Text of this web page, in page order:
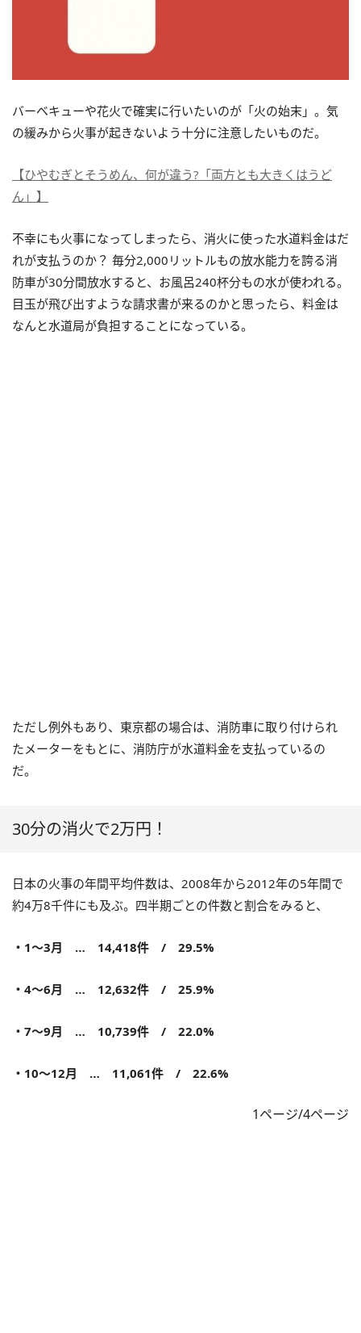
バーベキューや花火で確実に行いたいのが「火の始末」。気
の緩みから火事が起きないよう十分に注意したいものだ。
【ひやむぎとそうめん、何が違う?「両方とも大きくはうど
ん」】
不幸にも火事になってしまったら、消火に使った水道料金はだ
れが支払うのか？ 毎分2,000リットルもの放水能力を誇る消
防車が30分間放水すると、お風呂240杯分もの水が使われる。
目玉が飛び出すような請求書が来るのかと思ったら、料金は
なんと水道局が負担することになっている。
ただし例外もあり、東京都の場合は、消防車に取り付けられ
たメーターをもとに、消防庁が水道料金を支払っているの
だ。
30分の消火で2万円！
日本の火事の年間平均件数は、2008年から2012年の5年間で
約4万8千件にも及ぶ。四半期ごとの件数と割合をみると、
・1～3月 … 14,418件 / 29.5%
・4～6月 … 12,632件 / 25.9%
・7～9月 … 10,739件 / 22.0%
・10～12月 … 11,061件 / 22.6%
1ページ/4ページ